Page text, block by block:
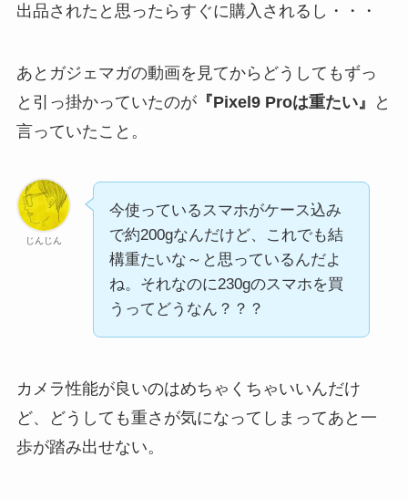
出品されたと思ったらすぐに購入されるし・・・
あとガジェマガの動画を見てからどうしてもずっ
と引っ掛かっていたのが『Pixel9 Proは重たい』
と
言っていたこと。
じんじん
今使っているスマホがケース込み
で約200gなんだけど、これでも結
構重たいな～と思っているんだよ
ね。それなのに230gのスマホを買
うってどうなん？？？
カメラ性能が良いのはめちゃくちゃいいんだけ
ど、どうしても重さが気になってしまってあと一
歩が踏み出せない。